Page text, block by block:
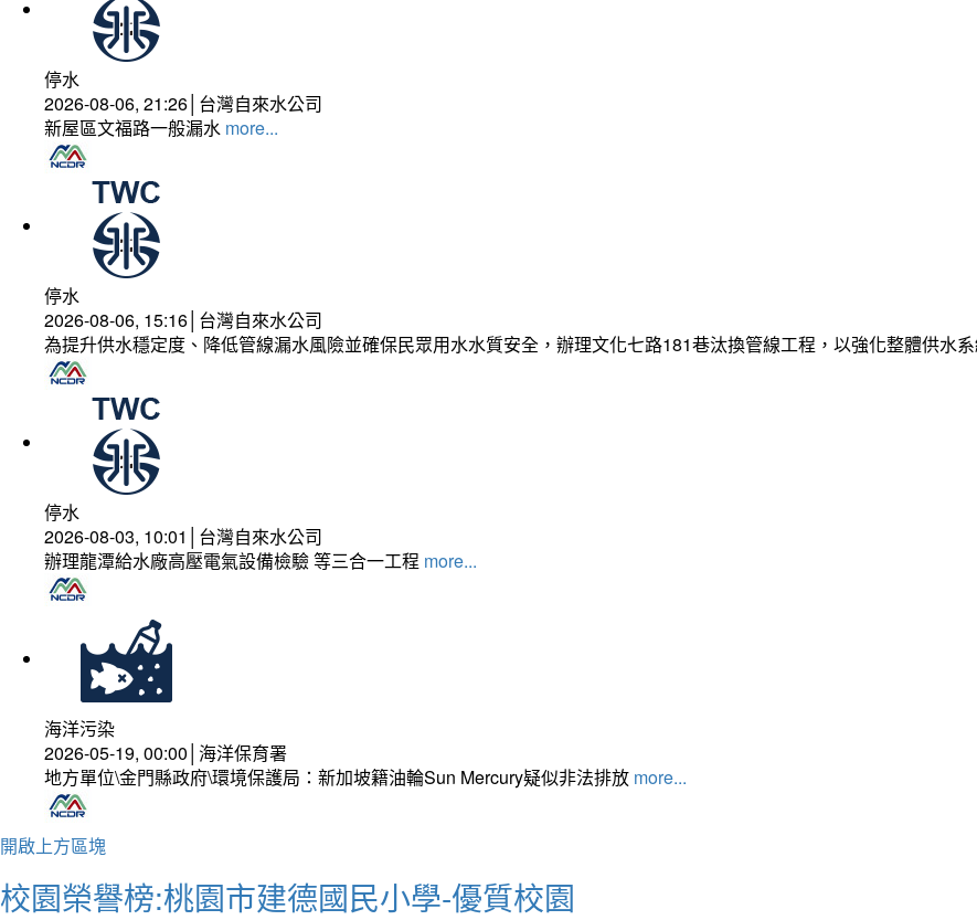
停水
2026-08-06, 21:26│台灣自來水公司
新屋區文福路一般漏水 more...
停水
2026-08-06, 15:16│台灣自來水公司
為提升供水穩定度、降低管線漏水風險並確保民眾用水水質安全，辦理文化七路181巷汰換管線工程，以強化整體供水
停水
2026-08-03, 10:01│台灣自來水公司
辦理龍潭給水廠高壓電氣設備檢驗 等三合一工程 more...
海洋污染
2026-05-19, 00:00│海洋保育署
地方單位\金門縣政府\環境保護局：新加坡籍油輪Sun Mercury疑似非法排放 more...
開啟上方區塊
校園榮譽榜:桃園市建德國民小學-優質校園